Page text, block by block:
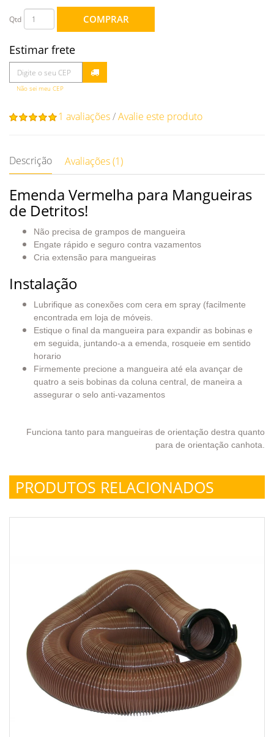
Qtd COMPRAR
Estimar frete
Não sei meu CEP
1 avaliações/Avalie este produto
Descrição Avaliações (1)
Emenda Vermelha para Mangueiras
de Detritos!
Não precisa de grampos de mangueira
Engate rápido e seguro contra vazamentos
Cria extensão para mangueiras
Instalação
Lubrifique as conexões com cera em spray (facilmente
encontrada em loja de móveis.
Estique o final da mangueira para expandir as bobinas e
em seguida, juntando-a a emenda, rosqueie em sentido
horario
Firmemente precione a mangueira até ela avançar de
quatro a seis bobinas da coluna central, de maneira a
assegurar o selo anti-vazamentos
Funciona tanto para mangueiras de orientação destra quanto
para de orientação canhota.
PRODUTOS RELACIONADOS